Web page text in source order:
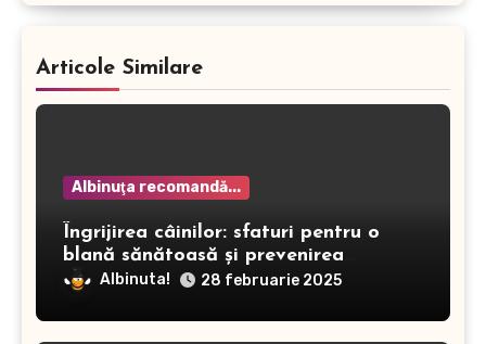
Articole Similare
Albinuţa recomandă...
Îngrijirea câinilor: sfaturi pentru o
blană sănătoasă și prevenirea
dermatitei
Albinuta! 28 februarie 2025